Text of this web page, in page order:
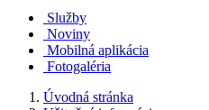
Služby
Noviny
Mobilná aplikácia
Fotogaléria
Úvodná stránka